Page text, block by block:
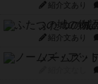
紹介文あり
ふたつの城
紹介文あり
ノームズ・